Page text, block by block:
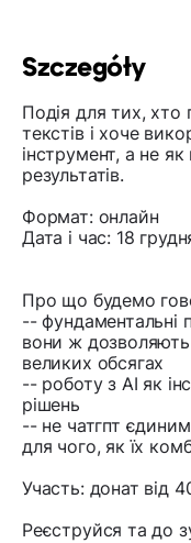
Szczegóły
Подія для тих,
текстів і хоче
інструмент, а не
результатів.
Формат: онлайн
Дата і час: 18
Про що будемо
-- фундаментальні
вони ж
великих обсягах
-- роботу з AI як
рішень
-- не чатгпт
для чого, як їх
Участь: донат від
Реєструйся та до